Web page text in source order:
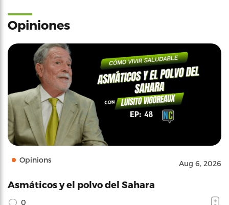
Opiniones
Opinions Aug 6, 2026
Asmáticos y el polvo del Sahara
0